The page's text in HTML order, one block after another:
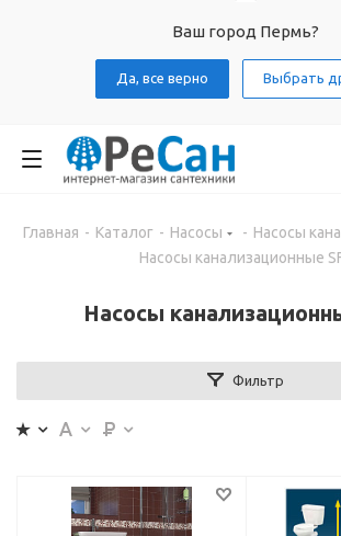
Ваш город Пермь?
Да, все верно Выбрать
Главная - Каталог - Насосы - Насосы
Насосы канализационные
Насосы
Фильтр